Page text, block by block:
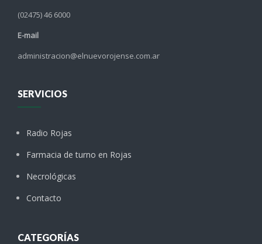
(02475) 46 6000
E-mail
administracion@elnuevorojense.com.ar
SERVICIOS
Radio Rojas
Farmacia de turno en Rojas
Necrológicas
Contacto
CATEGORÍAS